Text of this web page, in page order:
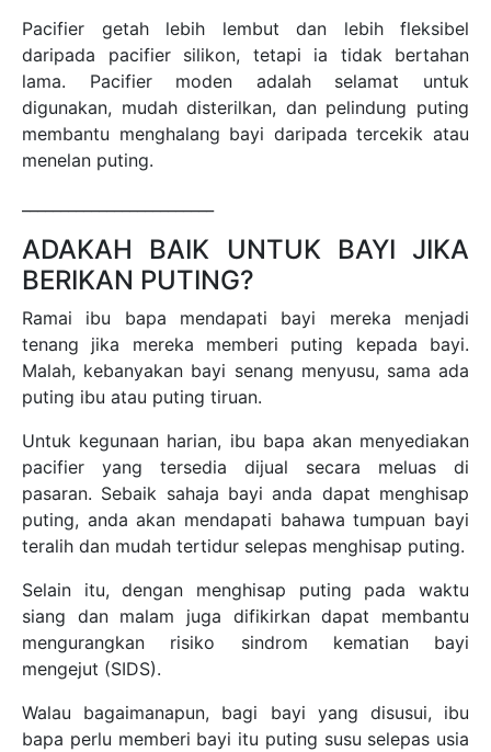
Pacifier getah lebih lembut dan lebih fleksibel
daripada pacifier silikon, tetapi ia tidak bertahan
lama. Pacifier moden adalah selamat untuk
digunakan, mudah disterilkan, dan pelindung puting
membantu menghalang bayi daripada tercekik atau
menelan puting.
ADAKAH BAIK UNTUK BAYI JIKA
BERIKAN PUTING?
Ramai ibu bapa mendapati bayi mereka menjadi
tenang jika mereka memberi puting kepada bayi.
Malah, kebanyakan bayi senang menyusu, sama ada
puting ibu atau puting tiruan.
Untuk kegunaan harian, ibu bapa akan menyediakan
pacifier yang tersedia dijual secara meluas di
pasaran. Sebaik sahaja bayi anda dapat menghisap
puting, anda akan mendapati bahawa tumpuan bayi
teralih dan mudah tertidur selepas menghisap puting.
Selain itu, dengan menghisap puting pada waktu
siang dan malam juga difikirkan dapat membantu
mengurangkan risiko sindrom kematian bayi
mengejut (SIDS).
Walau bagaimanapun, bagi bayi yang disusui, ibu
bapa perlu memberi bayi itu puting susu selepas usia